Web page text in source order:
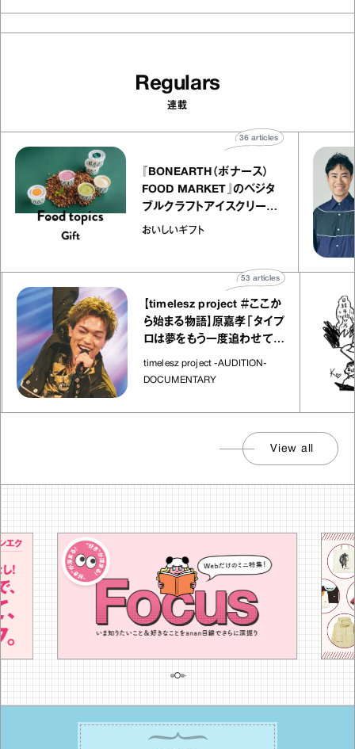
Regulars
連載
『BONEARTH（ボナース）
FOOD MARKET』のベジタ
ブルクラフトアイスクリーム
｜真野知子の「おいしいギフ
おいしいギフト
36 articles
【timelesz project ＃ここか
ら始まる物語】原嘉孝「タイプ
ロは夢をもう一度追わせてく
れた場所」
timelesz project -AUDITION-
DOCUMENTARY
articles
View all